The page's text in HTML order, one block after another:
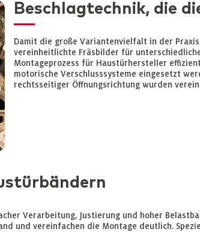
Beschlagtechnik, die
Damit die große Variantenvielfalt in der
vereinheitlichte Fräsbilder für
Montageprozess für Haustürhersteller
motorische Verschlusssysteme eingesetzt
rechtsseitiger Öffnungsrichtung wurden
Verarbeitung, Justierung und hoher
und vereinfachen die Montage deutlich.